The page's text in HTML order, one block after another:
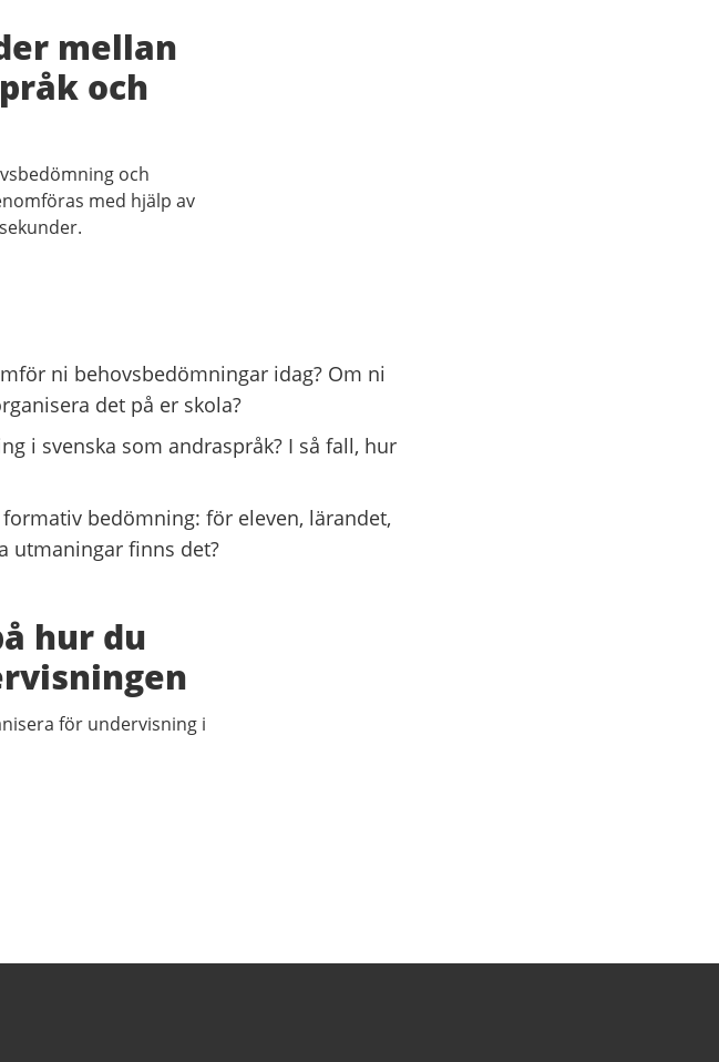
mellan
och
och
med hjälp av
ni behovsbedömningar idag? Om ni
det på er skola?
i svenska som andraspråk? I så fall, hur
bedömning: för eleven, lärandet,
utmaningar finns det?
hur du
för undervisning i